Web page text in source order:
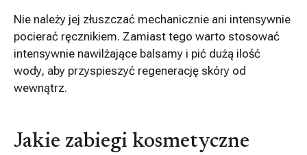
Nie należy jej złuszczać mechanicznie ani intensywnie
pocierać ręcznikiem. Zamiast tego warto stosować
intensywnie nawilżające balsamy i pić dużą ilość
wody, aby przyspieszyć regenerację skóry od
wewnątrz.
Jakie zabiegi kosmetyczne